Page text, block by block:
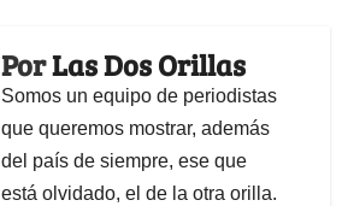
PorLas Dos Orillas
Somos un equipo de periodistas
que queremos mostrar, además
del país de siempre, ese que
está olvidado, el de la otra orilla.